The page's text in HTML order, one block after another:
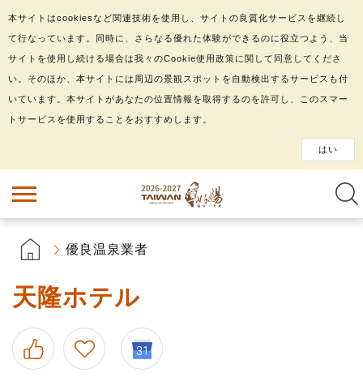
優良温泉業者
天隆ホテル
本サイトはcookiesなど関連技術を使用し、サイトの良質化サービスを継続し
て行なっています。同時に、さらなる優れた体験ができるのに役立つよう、当
サイトを使用し続ける場合は我々のCookie使用政策に関して同意してくださ
い。そのほか、本サイトには周辺の景観スポットを自動検出するサービスも付
いています。本サイトがあなたの位置情報を取得するのを許可し、このスマー
トサービスを使用することをおすすめします。
はい